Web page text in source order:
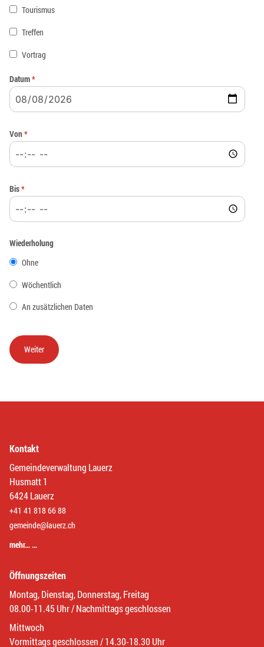
Tourismus
Treffen
Vortrag
Datum*
Von*
Bis*
Wiederholung
Ohne
Wöchentlich
An zusätzlichen Daten
Kontakt
Gemeindeverwaltung Lauerz
Husmatt 1
6424 Lauerz
+41 41 818 66 88
gemeinde@lauerz.ch
mehr… …
Öffnungszeiten
Montag, Dienstag, Donnerstag, Freitag
08.00-11.45 Uhr / Nachmittags geschlossen
Mittwoch
Vormittags geschlossen / 14.30-18.30 Uhr